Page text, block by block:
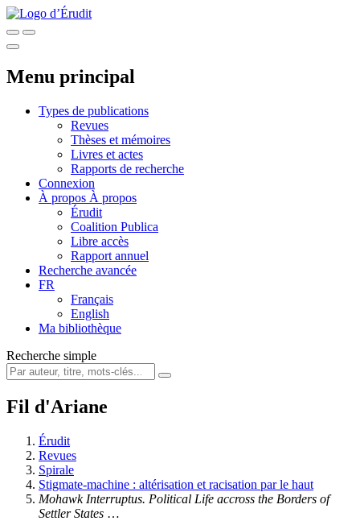
Menu principal
Types de publications
Revues
Thèses et mémoires
Livres et actes
Rapports de recherche
Connexion
À propos À propos
Érudit
Coalition Publica
Libre accès
Rapport annuel
Recherche avancée
FR
Français
English
Ma bibliothèque
Recherche simple
Fil d'Ariane
Érudit
Revues
Spirale
Stigmate-machine : altérisation et racisation par le haut
Mohawk Interruptus. Political Life accross the Borders of
Settler States …